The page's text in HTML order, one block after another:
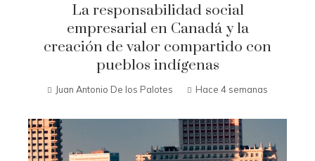
La responsabilidad social
empresarial en Canadá y la
creación de valor compartido con
pueblos indígenas
Juan Antonio De los Palotes Hace 4 semanas